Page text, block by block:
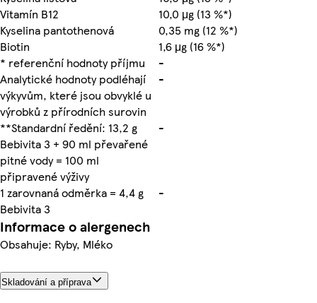
Vitamín B12
10,0 μg (13 %*)
Kyselina pantothenová
0,35 mg (12 %*)
Biotin
1,6 μg (16 %*)
* referenční hodnoty příjmu
-
Analytické hodnoty podléhají
výkyvům, které jsou obvyklé u
výrobků z přírodních surovin
-
**Standardní ředění: 13,2 g
Bebivita 3 + 90 ml převařené
pitné vody = 100 ml
připravené výživy
-
1 zarovnaná odměrka = 4,4 g
Bebivita 3
-
Informace o alergenech
Obsahuje: Ryby, Mléko
Skladování a příprava